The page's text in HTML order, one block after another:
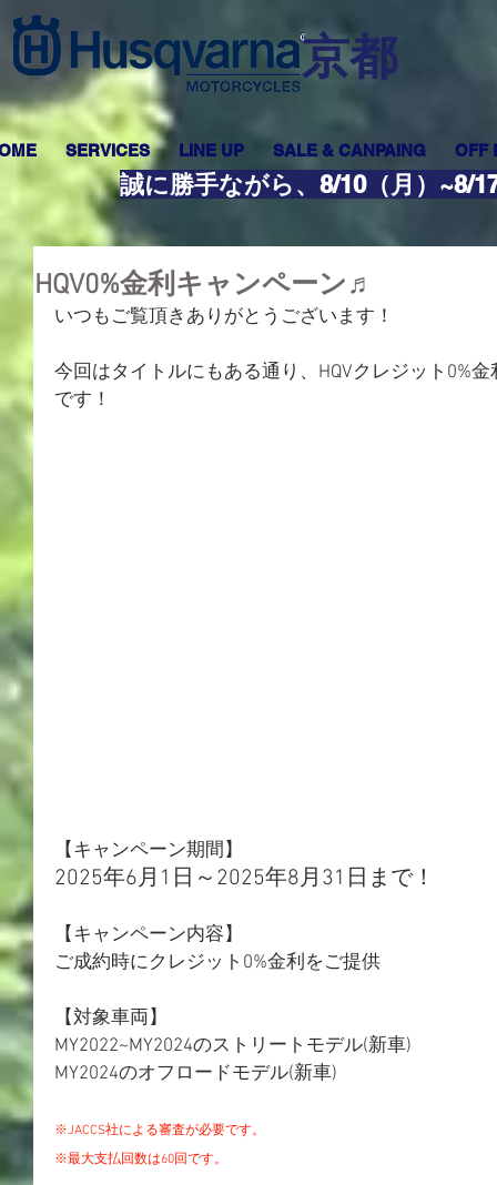
​京都
SERVICES LINE UP SALE & CANPAING OFF
誠に勝手ながら、8/10（月）~8/
HQV0%金利キャンペーン♬
いつもご覧頂きありがとうございます！
今回はタイトルにもある通り、HQVクレジット0%
です！
【キャンペーン期間】
2025年6月1日～2025年8月31日まで！
【キャンペーン内容】
ご成約時にクレジット0%金利をご提供
【対象車両】
MY2022~MY2024のストリートモデル(新車)
MY2024のオフロードモデル(新車)
※JACCS社による審査が必要です。
※最大支払回数は60回です。